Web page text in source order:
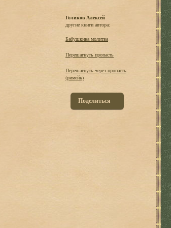
Голиков Алексей
другие книги автора:
Бабушкина молитва
Перешагнуть пропасть
Перешагнуть через пропасть
(римейк)
Поделиться